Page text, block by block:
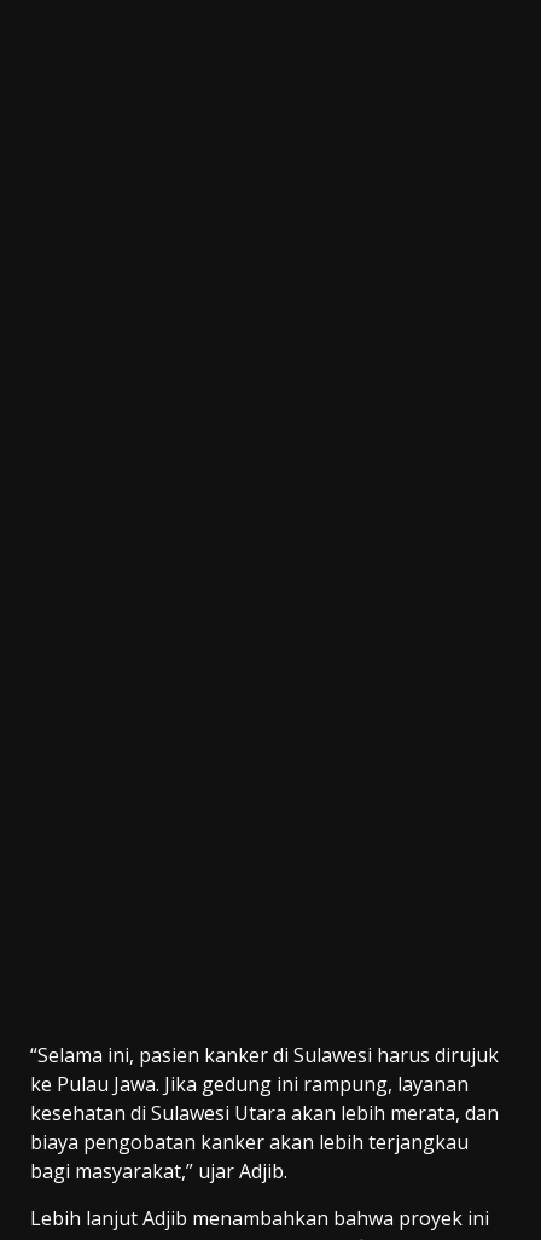
“Selama ini, pasien kanker di Sulawesi harus dirujuk
ke Pulau Jawa. Jika gedung ini rampung, layanan
kesehatan di Sulawesi Utara akan lebih merata, dan
biaya pengobatan kanker akan lebih terjangkau
bagi masyarakat,” ujar Adjib.
Lebih lanjut Adjib menambahkan bahwa proyek ini